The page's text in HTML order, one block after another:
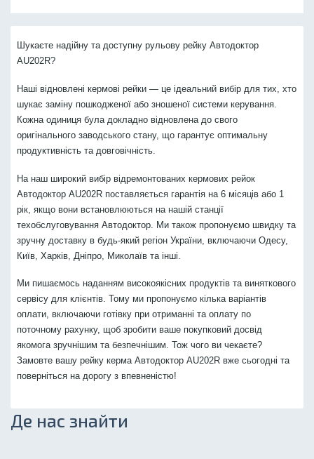
Шукаєте надійну та доступну рульову рейку Автодоктор
AU202R?
Наші відновлені кермові рейки — це ідеальний вибір для тих, хто
шукає заміну пошкодженої або зношеної системи керування.
Кожна одиниця була докладно відновлена до свого
оригінального заводського стану, що гарантує оптимальну
продуктивність та довговічність.
На наш широкий вибір відремонтованих кермових рейок
Автодоктор AU202R поставляється гарантія на 6 місяців або 1
рік, якщо вони встановлюються на нашій станції
техобслуговування Автодоктор. Ми також пропонуємо швидку та
зручну доставку в будь-який регіон України, включаючи Одесу,
Київ, Харків, Дніпро, Миколаїв та інші.
Ми пишаємось наданням високоякісних продуктів та виняткового
сервісу для клієнтів. Тому ми пропонуємо кілька варіантів
оплати, включаючи готівку при отриманні та оплату по
поточному рахунку, щоб зробити ваше покупковий досвід
якомога зручнішим та безпечнішим. Тож чого ви чекаєте?
Замовте вашу рейку керма Автодоктор AU202R вже сьогодні та
поверніться на дорогу з впевненістю!
Де нас знайти